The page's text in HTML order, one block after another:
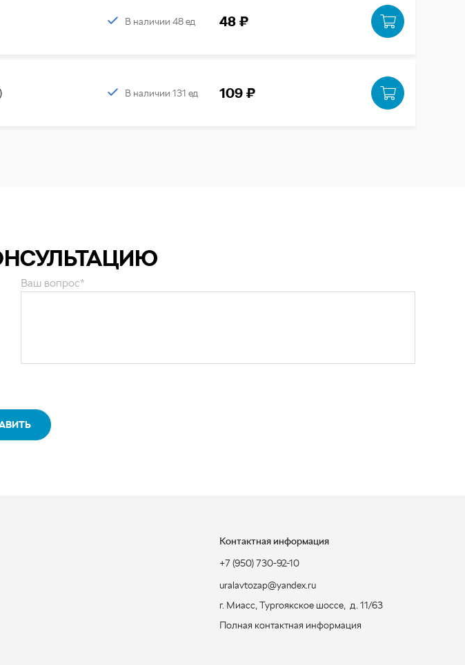
В наличии 48 ед 48 ₽
В наличии 131 ед 109 ₽
Ваш вопрос*